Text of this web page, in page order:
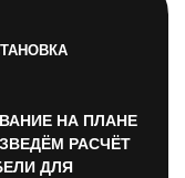
НА ПЛАНЕ
РАСЧЁТ
ДЛЯ